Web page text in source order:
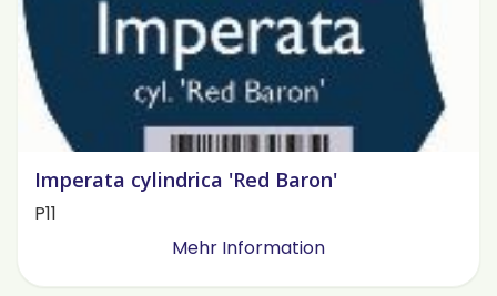
Imperata cylindrica 'Red Baron'
P11
Mehr Information